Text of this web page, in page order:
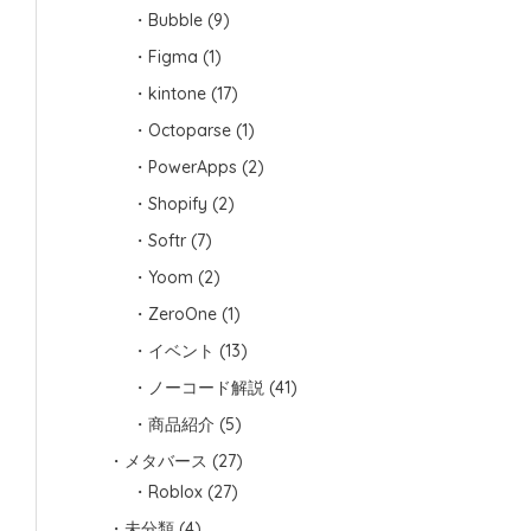
Bubble (9)
Figma (1)
kintone (17)
Octoparse (1)
PowerApps (2)
Shopify (2)
Softr (7)
Yoom (2)
ZeroOne (1)
イベント (13)
ノーコード解説 (41)
商品紹介 (5)
メタバース (27)
Roblox (27)